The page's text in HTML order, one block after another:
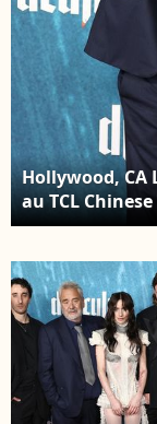
Hollywood, CA
au TCL
03/02/2026.